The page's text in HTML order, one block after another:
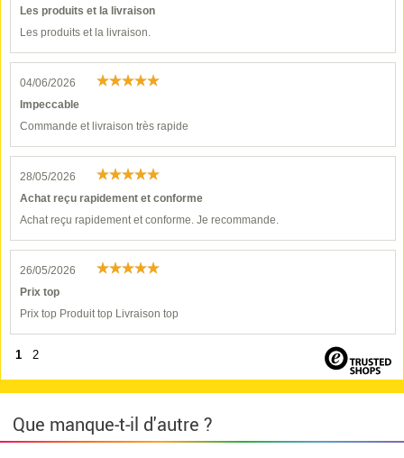
Les produits et la livraison
Les produits et la livraison.
04/06/2026
Impeccable
Commande et livraison très rapide
28/05/2026
Achat reçu rapidement et conforme
Achat reçu rapidement et conforme. Je recommande.
26/05/2026
Prix top
Prix top Produit top Livraison top
1 2
Que manque-t-il d'autre ?